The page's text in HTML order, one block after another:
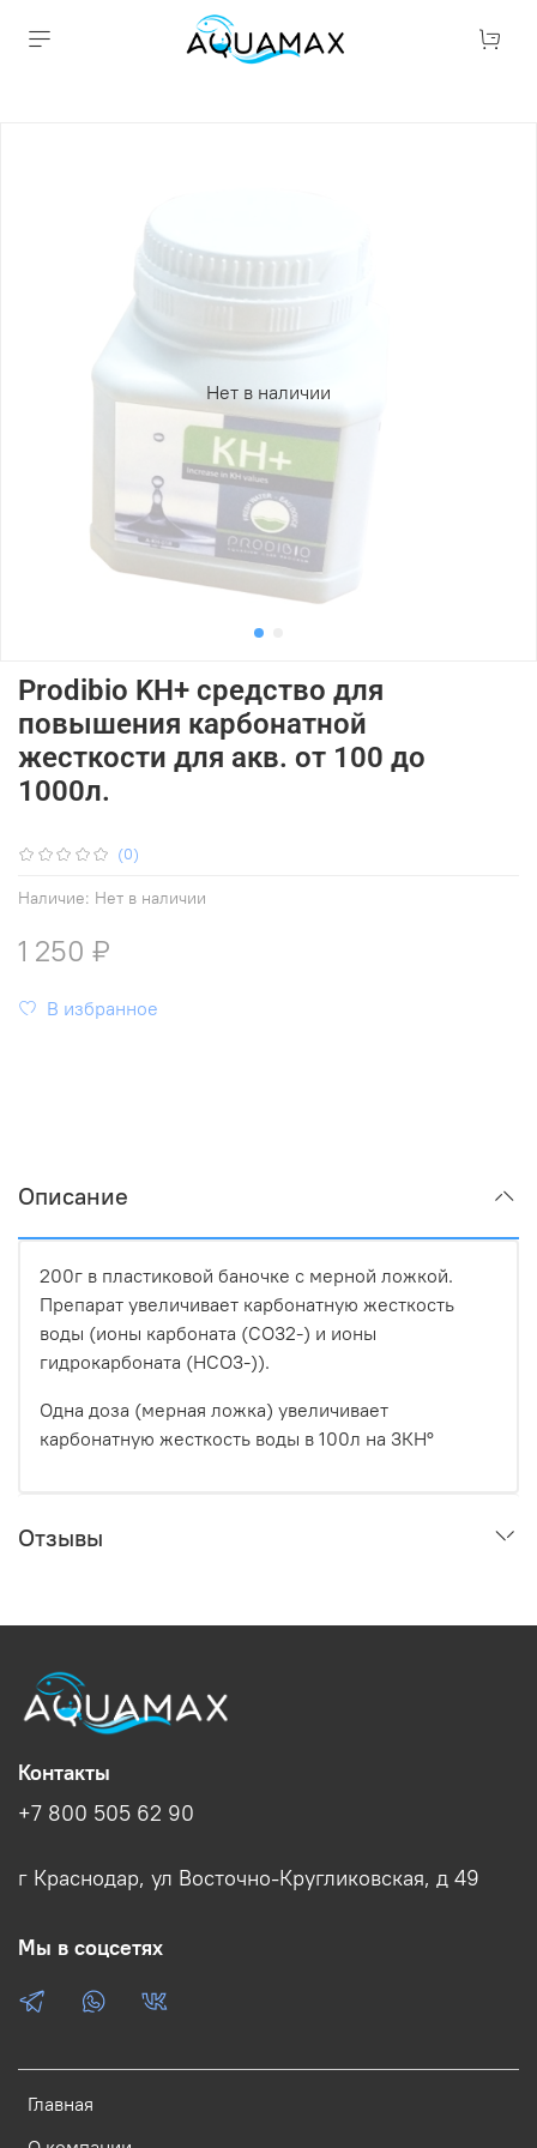
Нет в наличии
(0)
Наличие: Нет в наличии
Prodibio KH+ средство для
повышения карбонатной
жесткости для акв. от 100 до
1000л.
1 250 ₽
В избранное
Описание
200г в пластиковой баночке с мерной ложкой.
Препарат увеличивает карбонатную жесткость
воды (ионы карбоната (СО32-) и ионы
гидрокарбоната (HCO3-)).
Одна доза (мерная ложка) увеличивает
карбонатную жесткость воды в 100л на 3КH°
Отзывы
Главная
Контакты
+7 800 505 62 90
г Краснодар, ул Восточно-Кругликовская, д 49
Мы в соцсетях